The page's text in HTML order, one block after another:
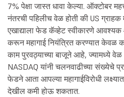
7% पेक्षा जास्त धावा केल्या. ऑक्टोबर
नंतरची पहिलीच वेळ होती की US ग्राहक
एखाद्याला फेड कॅव्हेट स्वीकारणे आवश्यक
करून महागाई नियंत्रित करण्यात केवळ
काम पुरवठ्याच्या बाजूने आहे, ज्यामध्ये
NASDAQ यांनी चलनवाढीच्या संख्येचे
फेडने आता आपल्या महागाईविरोधी
देखील कमी होऊ शकतात.